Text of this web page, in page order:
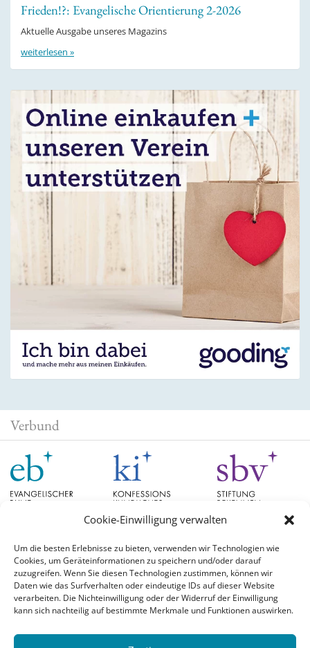
Cookie-Einwilligung verwalten
Um die besten Erlebnisse zu bieten, verwenden wir Technologien wie
Cookies, um Geräteinformationen zu speichern und/oder darauf
zuzugreifen. Wenn Sie diesen Technologien zustimmen, können wir
Daten wie das Surfverhalten oder eindeutige IDs auf dieser Website
verarbeiten. Die Nichteinwilligung oder der Widerruf der Einwilligung
kann sich nachteilig auf bestimmte Merkmale und Funktionen auswirken.
Frieden!?: Evangelische Orientierung 2-2026
Aktuelle Ausgabe unseres Magazins
weiterlesen »
Verbund
Schlagwörter
#aufgetischt Christian Schad Diskussion EB Bayern EB Hessen Evangelische